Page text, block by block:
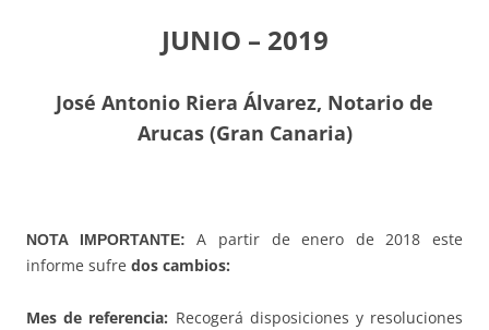
JUNIO – 2019
José Antonio Riera Álvarez, Notario de
Arucas (Gran Canaria)
NOTA IMPORTANTE:A partir de enero de 2018 este
informe sufre dos cambios:
Mes de referencia: Recogerá disposiciones y resoluciones